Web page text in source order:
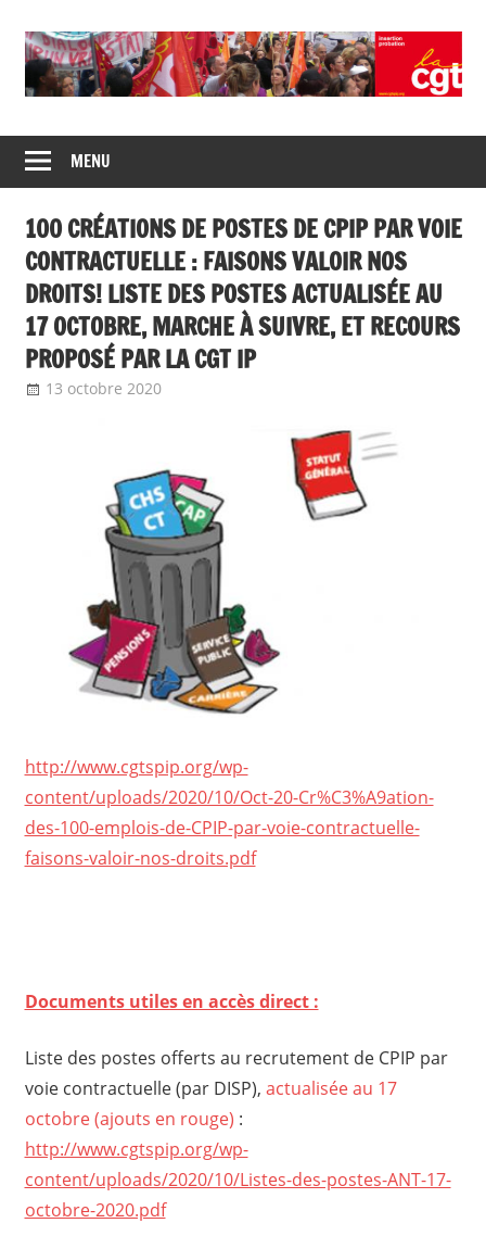
content
CGT
insertion
probation
de
syndicats
CGT
insertion
probation
MENU
100 CRÉATIONS DE POSTES DE CPIP PAR VOIE
CONTRACTUELLE : FAISONS VALOIR NOS
DROITS! LISTE DES POSTES ACTUALISÉE AU
17 OCTOBRE, MARCHE À SUIVRE, ET RECOURS
PROPOSÉ PAR LA CGT IP
13 octobre 2020
http://www.cgtspip.org/wp-
content/uploads/2020/10/Oct-20-Cr%C3%A9ation-
des-100-emplois-de-CPIP-par-voie-contractuelle-
faisons-valoir-nos-droits.pdf
Documents utiles en accès direct :
Liste des postes offerts au recrutement de CPIP par
voie contractuelle (par DISP), actualisée au 17
octobre (ajouts en rouge) :
http://www.cgtspip.org/wp-
content/uploads/2020/10/Listes-des-postes-ANT-17-
octobre-2020.pdf